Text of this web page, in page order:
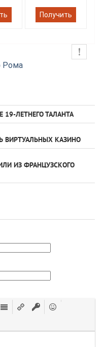
Получить
Рома
19-ЛЕТНЕГО ТАЛАНТА
ВИРТУАЛЬНЫХ КАЗИНО
ИЗ ФРАНЦУЗСКОГО